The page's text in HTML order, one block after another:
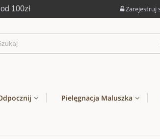
100zł Zarejestruj
Pielęgnacja Maluszka